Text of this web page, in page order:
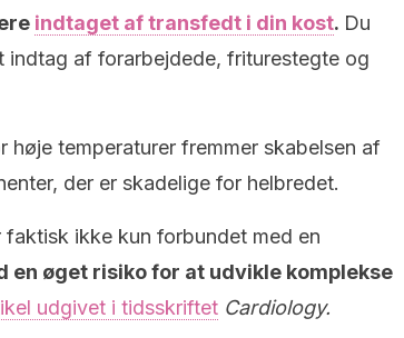
indtaget af transfedt i din kost. Du
indtag af forarbejdede, friturestegte og
temperaturer fremmer skabelsen af
der er skadelige for helbredet.
ikke kun forbundet med en
en øget risiko for at udvikle komplekse
udgivet i tidsskriftet Cardiology.